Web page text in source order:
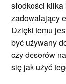
słodkości
zadowalający
Dzięki temu
być używany
czy deserów
się jak użyć